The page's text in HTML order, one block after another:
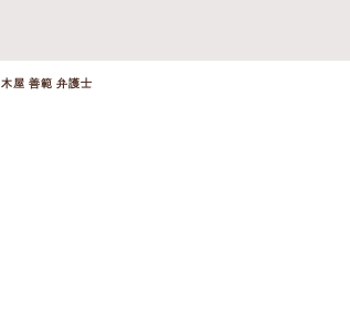
木屋 善範 弁護士